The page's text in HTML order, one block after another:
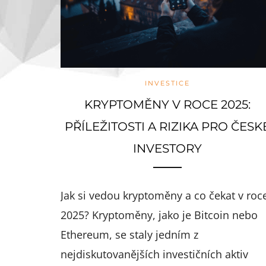
INVESTICE
KRYPTOMĚNY V ROCE 2025:
PŘÍLEŽITOSTI A RIZIKA PRO
INVESTORY
Jak si vedou kryptoměny a co čekat v
2025? Kryptoměny, jako je Bitcoin nebo
Ethereum, se staly jedním z
nejdiskutovanějších investičních aktiv